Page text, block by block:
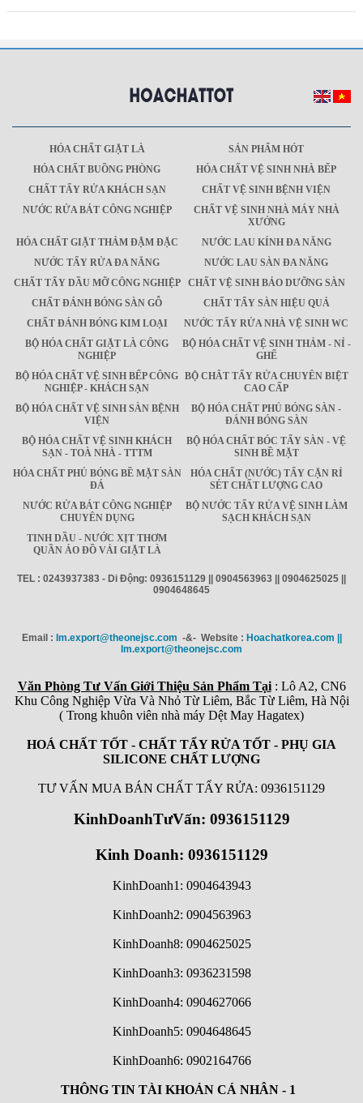
HÓA CHẤT GIẶT LÀ
SẢN PHẨM HÓT
HÓA CHẤT BUỒNG PHÒNG
HÓA CHẤT VỆ SINH NHÀ BẾP
CHẤT TẨY RỬA KHÁCH SẠN
CHẤT VỆ SINH BỆNH VIỆN
NƯỚC RỬA BÁT CÔNG NGHIỆP
CHẤT VỆ SINH NHÀ MÁY NHÀ
XƯỞNG
HÓA CHẤT GIẶT THẢM ĐẬM ĐẶC
NƯỚC LAU KÍNH ĐA NĂNG
NƯỚC TẨY RỬA ĐA NĂNG
NƯỚC LAU SÀN ĐA NĂNG
CHẤT TẨY DẦU MỠ CÔNG NGHIỆP
CHẤT VỆ SINH BẢO DƯỠNG SÀN
CHẤT ĐÁNH BÓNG SÀN GỖ
CHẤT TẨY SÀN HIỆU QUẢ
CHẤT ĐÁNH BÓNG KIM LOẠI
NƯỚC TẨY RỬA NHÀ VỆ SINH WC
BỘ HÓA CHẤT GIẶT LÀ CÔNG
NGHIỆP
BỘ HÓA CHẤT VỆ SINH THẢM - NỈ -
GHẾ
BỘ HÓA CHẤT VỆ SINH BẾP CÔNG
NGHIỆP - KHÁCH SẠN
BỘ CHÂT TẨY RỬA CHUYÊN BIỆT
CAO CẤP
BỘ HÓA CHẤT VỆ SINH SÀN BỆNH
VIỆN
BỘ HÓA CHẤT PHỦ BÓNG SÀN -
ĐÁNH BÓNG SÀN
BỘ HÓA CHẤT VỆ SINH KHÁCH
SẠN - TOÀ NHÀ - TTTM
BỘ HÓA CHẤT BÓC TẨY SÀN - VỆ
SINH BỀ MẶT
HÓA CHẤT PHỦ BÓNG BỀ MẶT SÀN
ĐÁ
HÓA CHẤT (NƯỚC) TẨY CẶN RỈ
SÉT CHẤT LƯỢNG CAO
NƯỚC RỬA BÁT CÔNG NGHIỆP
CHUYÊN DỤNG
BỘ NƯỚC TẨY RỬA VỆ SINH LÀM
SẠCH KHÁCH SẠN
TINH DẦU - NƯỚC XỊT THƠM
QUẦN ÁO ĐỒ VẢI GIẶT LÀ
TEL : 0243937383 - Di Động: 0936151129 || 0904563963 || 0904625025 ||
0904648645
Email : Im.export@theonejsc.com -&- Website : Hoachatkorea.com ||
Im.export@theonejsc.com
Văn Phòng Tư Vấn Giới Thiệu Sản Phẩm Tại: Lô A2, CN6
Khu Công Nghiệp Vừa Và Nhỏ Từ Liêm, Bắc Từ Liêm, Hà Nội
( Trong khuôn viên nhà máy Dệt May Hagatex)
HOÁ CHẤT TỐT - CHẤT TẨY RỬA TỐT - PHỤ GIA
SILICONE CHẤT LƯỢNG
TƯ VẤN MUA BÁN CHẤT TẨY RỬA: 0936151129
KinhDoanhTưVấn: 0936151129
Kinh Doanh: 0936151129
KinhDoanh1: 0904643943
KinhDoanh2: 0904563963
KinhDoanh8: 0904625025
KinhDoanh3: 0936231598
KinhDoanh4: 0904627066
KinhDoanh5: 0904648645
KinhDoanh6: 0902164766
THÔNG TIN TÀI KHOẢN CÁ NHÂN - 1